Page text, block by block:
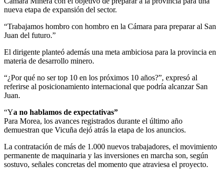
nueva etapa de expansión del sector.
“Trabajamos hombro con hombro en la Cámara para preparar al San
Juan del futuro.”
El dirigente planteó además una meta ambiciosa para la provincia en
materia de desarrollo minero.
“¿Por qué no ser top 10 en los próximos 10 años?”, expresó al
referirse al posicionamiento internacional que podría alcanzar San
Juan.
“Ya no hablamos de expectativas”
Para Morea, los avances registrados durante el último año
demuestran que Vicuña dejó atrás la etapa de los anuncios.
La contratación de más de 1.000 nuevos trabajadores, el movimiento
permanente de maquinaria y las inversiones en marcha son, según
sostuvo, señales concretas del momento que atraviesa el proyecto.